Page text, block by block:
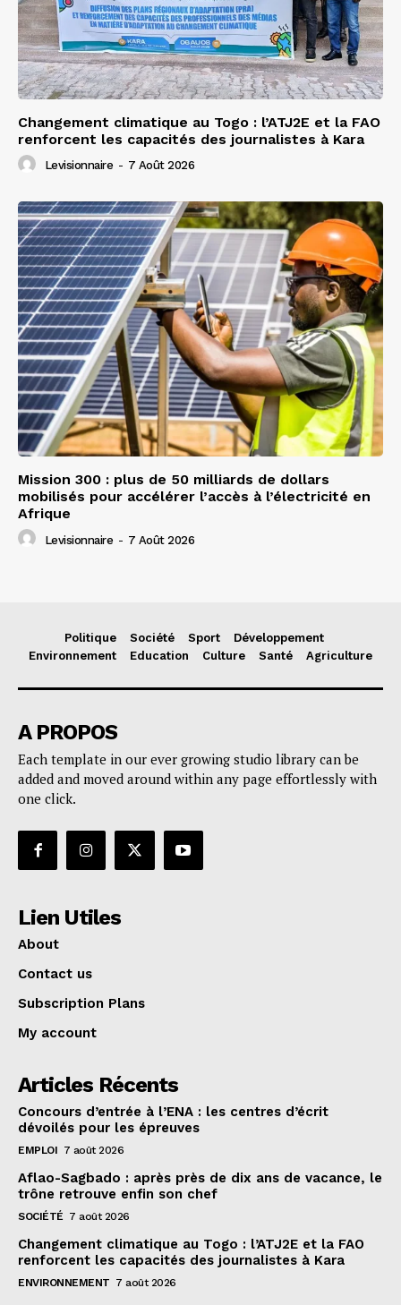
Changement climatique au Togo : l’ATJ2E et la FAO
renforcent les capacités des journalistes à Kara
Levisionnaire - 7 Août 2026
Mission 300 : plus de 50 milliards de dollars
mobilisés pour accélérer l’accès à l’électricité en
Afrique
Levisionnaire - 7 Août 2026
Politique Société Sport
Développement
Environnement
Education Culture Santé Agriculture
A PROPOS
Each template in our ever growing studio library can be
added and moved around within any page effortlessly with
one click.
Lien Utiles
About
Contact us
Subscription Plans
My account
Articles Récents
Concours d’entrée à l’ENA : les centres d’écrit
dévoilés pour les épreuves
EMPLOI 7 août 2026
Aflao-Sagbado : après près de dix ans de vacance, le
trône retrouve enfin son chef
SOCIÉTÉ 7 août 2026
Changement climatique au Togo : l’ATJ2E et la FAO
renforcent les capacités des journalistes à Kara
ENVIRONNEMENT 7 août 2026